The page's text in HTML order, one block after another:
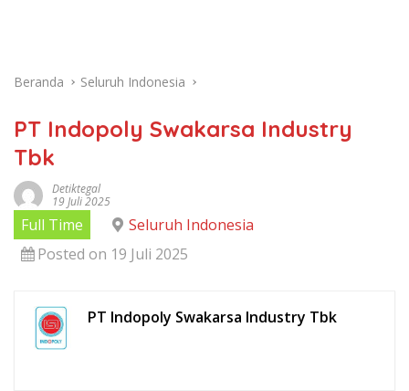
Beranda Seluruh Indonesia
PT Indopoly Swakarsa Industry
Tbk
Detiktegal
19 Juli 2025
Full Time
Seluruh Indonesia
Posted on 19 Juli 2025
PT Indopoly Swakarsa Industry Tbk